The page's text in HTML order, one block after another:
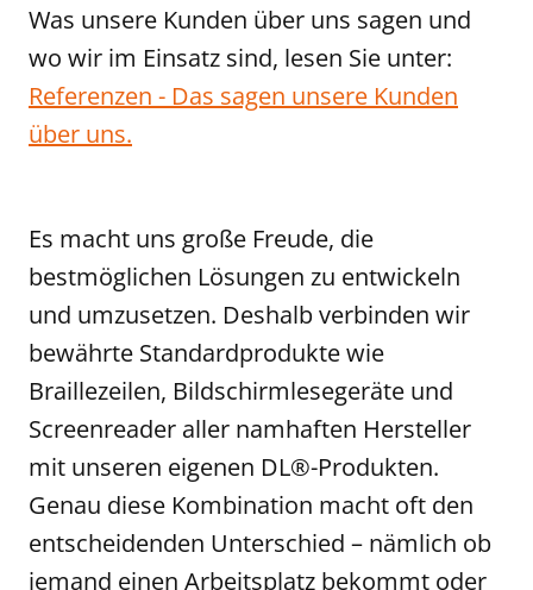
Was unsere Kunden über uns sagen und
wo wir im Einsatz sind, lesen Sie unter:
Referenzen - Das sagen unsere Kunden
über uns.
Es macht uns große Freude, die
bestmöglichen Lösungen zu entwickeln
und umzusetzen. Deshalb verbinden wir
bewährte Standardprodukte wie
Braillezeilen, Bildschirmlesegeräte und
Screenreader aller namhaften Hersteller
mit unseren eigenen DL®-Produkten.
Genau diese Kombination macht oft den
entscheidenden Unterschied – nämlich ob
jemand einen Arbeitsplatz bekommt oder